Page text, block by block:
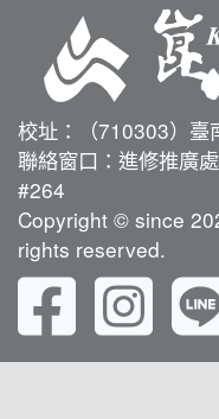
校址：（710303）臺
聯絡窗口：進修推廣
#264
Copyright © since
rights reserved.